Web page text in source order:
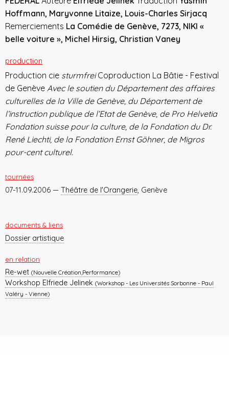
tournées
07-11.09.2006 — Théâtre de l'Orangerie, Genève
documents & liens
Dossier artistique
en relation
Re-wet (Nouvelle Création,Performance)
Workshop Elfriede Jelinek (Workshop - Les Universités Sorbonne - Paul
Valéry - Vienne)
Hoffmann, Maryvonne Litaize, Louis-Charles Sirjacq
Remerciements La Comédie de Genève, 7273, NIKI «
belle voiture », Michel Hirsig, Christian Vaney
production
Production cie sturmfreiCoproduction La Bâtie - Festival
de Genève Avec le soutien du Département des affaires
culturelles de la Ville de Genève, du Département de
l’instruction publique de l’Etat de Genève, de Pro Helvetia
Fondation suisse pour la culture, de la Fondation du Dr.
René Liechti, de la Fondation Ernst Göhner, de Migros
pour-cent culturel.